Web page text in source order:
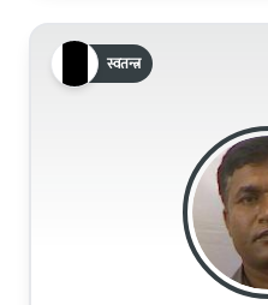
स्वतन्त्र